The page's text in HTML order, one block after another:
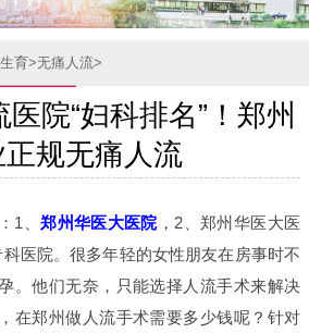
育>无痛人流>
院“妇科排名”！郑州
规无痛人流
1、郑州华医大医院，2、郑州华医大医
医院。很多年轻的女性朋友在房事时不
。他们无奈，只能选择人流手术来解决
在郑州做人流手术需要多少钱呢？针对